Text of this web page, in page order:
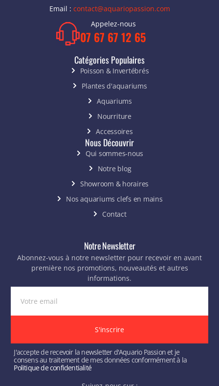
Email : contact@aquariopassion.com
Appelez-nous
07 67 67 12 65
Catégories Populaires
Poisson & Invertébrés
Plantes d'aquariums
Aquariums
Nourriture
Accessoires
Nous Découvrir
Qui sommes-nous
Notre blog
Showroom & horaires
Nos aquariums clefs en mains
Contact
Notre Newsletter
Abonnez-vous à notre newsletter pour recevoir en avant
première nos promotions, nouveautés et autres
informations.
J'accepte de recevoir la newsletter d'Aquario Passion et je
consens au traitement de mes données conformément à la
Politique de confidentialité
S'inscrire